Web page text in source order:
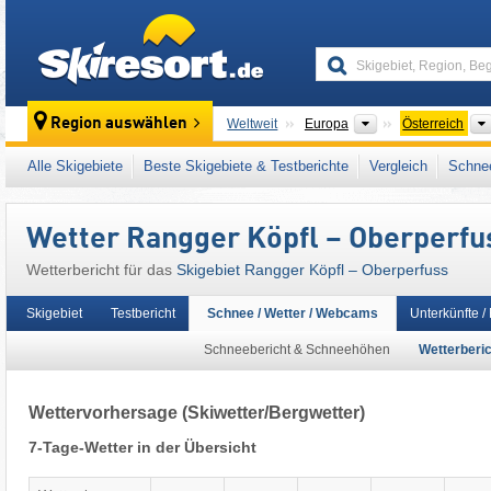
Region auswählen Weltweit Europa Kontinente
Österreich
Dieses Skigebiet liegt auch in: Oberinntal
Inntal Snow Card Tirol
Ostalpen, Alpen, Westeuropa, Mitteleuropa,
Alle Skigebiete Beste Skigebiete & Testberichte Vergleich
Wetter Rangger Köpfl –
Wetterbericht für das Skigebiet Rangger Köpfl – Oberperfuss
Skigebiet Testbericht Schnee / Wetter / Webcams
Schneebericht & Schneehöhen
Unterkünfte /
Wettervorhersage (Skiwetter/Bergwetter)
7-Tage-Wetter in der Übersicht